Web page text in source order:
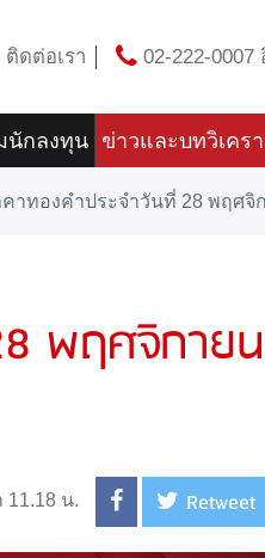
ติดต่อเรา 02-222-0007
นักลงทุน ข่าวและบทวิเคร
าทองคำประจำวันที่ 28 พฤศจิ
พฤศจิกายน
11.18 น. Retweet